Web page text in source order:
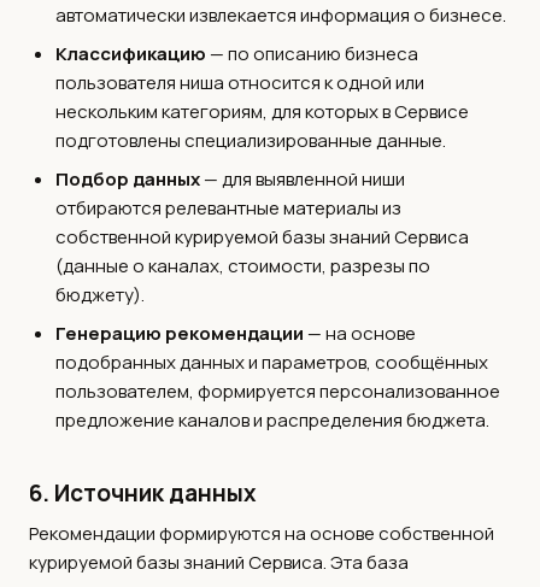
автоматически извлекается информация о бизнесе.
Классификацию — по описанию бизнеса
пользователя ниша относится к одной или
нескольким категориям, для которых в Сервисе
подготовлены специализированные данные.
Подбор данных— для выявленной ниши
отбираются релевантные материалы из
собственной курируемой базы знаний Сервиса
(данные о каналах, стоимости, разрезы по
бюджету).
Генерацию рекомендации — на основе
подобранных данных и параметров, сообщённых
пользователем, формируется персонализованное
предложение каналов и распределения бюджета.
6. Источник данных
Рекомендации формируются на основе собственной
курируемой базы знаний Сервиса. Эта база